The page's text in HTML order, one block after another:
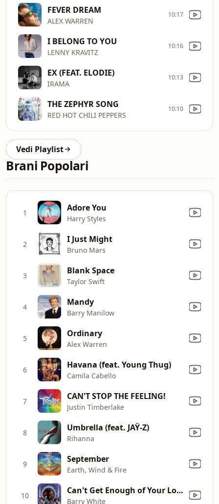
FEVER DREAM
ALEX WARREN
10:17
I BELONG TO YOU
LENNY KRAVITZ
10:16
EX (FEAT. ELODIE)
IRAMA
10:13
THE ZEPHYR SONG
RED HOT CHILI PEPPERS
10:10
Vedi Playlist
Brani Popolari
1 Adore You
Harry Styles
2 I Just Might
Bruno Mars
3 Blank Space
Taylor Swift
4 Mandy
Barry Manilow
5 Ordinary
Alex Warren
6 Havana (feat. Young Thug)
Camila Cabello
7 CAN'T STOP THE FEELING!
Justin Timberlake
8 Umbrella (feat. JAŸ-Z)
Rihanna
9 September
Earth, Wind & Fire
10 Can't Get Enough of Your Love, Babe
Barry White